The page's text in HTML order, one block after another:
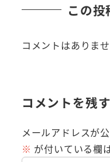
この投
コメントはありませ
コメントを残す
メールアドレスが
※ が付いている欄